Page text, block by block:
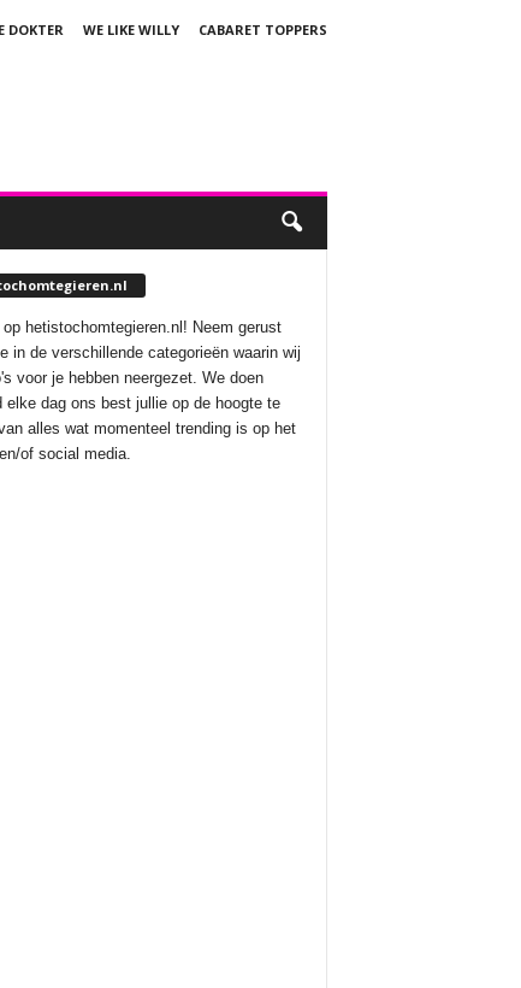
DOKTER WE LIKE WILLY
CABARET TOPPERS
hetistochomtegieren.nl! Neem gerust
in de verschillende categorieën waarin wij
voor je hebben neergezet. We doen
elke dag ons best jullie op de hoogte te
alles wat momenteel trending is op het
of social media.